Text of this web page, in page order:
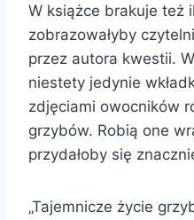
W książce brakuje też
zobrazowałyby
przez autora kwestii.
niestety jedynie
zdjęciami owocników
grzybów. Robią one
przydałoby się
„Tajemnicze życie